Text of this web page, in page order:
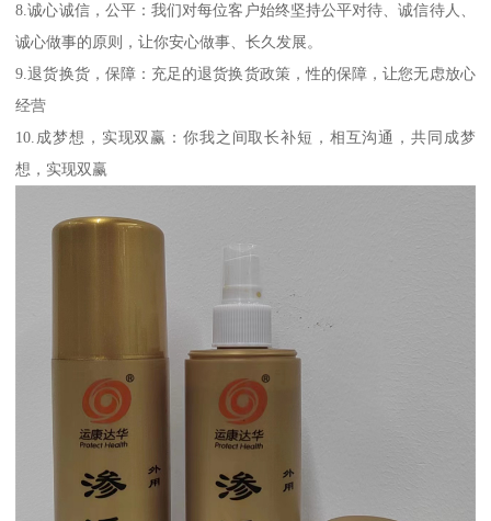
8.诚心诚信，公平：我们对每位客户始终坚持公平对待、诚信待人、
诚心做事的原则，让你安心做事、长久发展。
9.退货换货，保障：充足的退货换货政策，性的保障，让您无虑放心
经营
10.成梦想，实现双赢：你我之间取长补短，相互沟通，共同成梦
想，实现双赢